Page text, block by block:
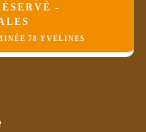
-
78 YVELINES